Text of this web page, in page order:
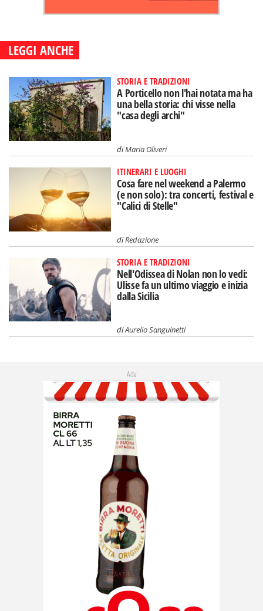
LEGGI ANCHE
STORIA E TRADIZIONI
A Porticello non l'hai notata ma ha
una bella storia: chi visse nella
"casa degli archi"
diMaria Oliveri
ITINERARI E LUOGHI
Cosa fare nel weekend a Palermo
(e non solo): tra concerti, festival e
"Calici di Stelle"
diRedazione
STORIA E TRADIZIONI
Nell'Odissea di Nolan non lo vedi:
Ulisse fa un ultimo viaggio e inizia
dalla Sicilia
diAurelio Sanguinetti
Adv